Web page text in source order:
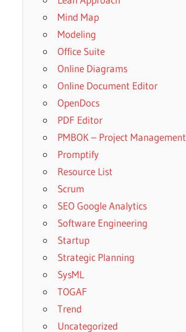
Mind Map
Modeling
Office Suite
Online Diagrams
Online Document Editor
OpenDocs
PDF Editor
PMBOK – Project Management
Promptify
Resource List
Scrum
SEO Google Analytics
Software Engineering
Startup
Strategic Planning
SysML
TOGAF
Trend
Uncategorized